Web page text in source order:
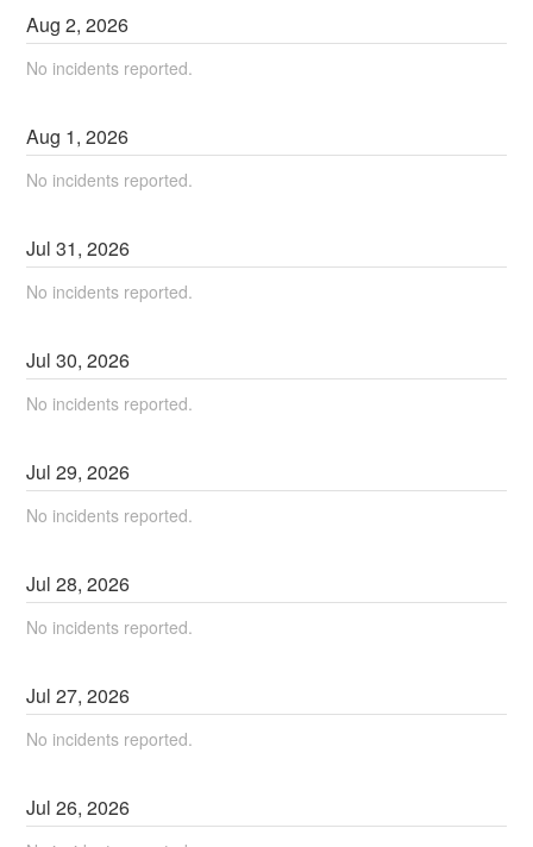
Aug2,2026
No incidents reported.
Aug 1,2026
No incidents reported.
Jul31,2026
No incidents reported.
Jul30,2026
No incidents reported.
Jul29,2026
No incidents reported.
Jul28,2026
No incidents reported.
Jul27,2026
No incidents reported.
Jul26,2026